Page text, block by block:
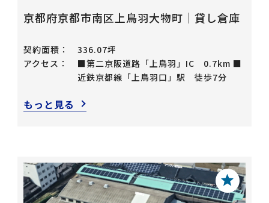
京都府京都市南区上⿃⽻⼤物町｜貸し倉庫
契約面積：
336.07坪
アクセス：
■第二京阪道路「上鳥羽」IC 0.7km ■
近鉄京都線「上鳥羽口」駅 徒歩7分
もっと見る